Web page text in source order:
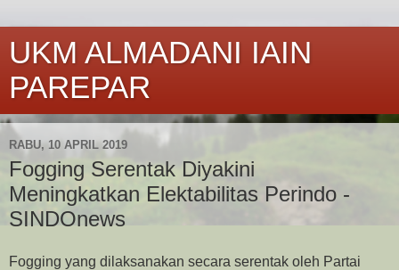
UKM ALMADANI IAIN
PAREPAR
RABU, 10 APRIL 2019
Fogging Serentak Diyakini
Meningkatkan Elektabilitas Perindo -
SINDOnews
Fogging yang dilaksanakan secara serentak oleh Partai